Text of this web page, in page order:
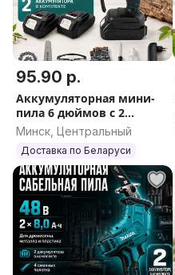
95.90 р.
Аккумуляторная мини-
пила 6 дюймов с 2
аккумуляторами
Минск, Центральный
Доставка по Беларуси